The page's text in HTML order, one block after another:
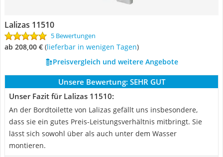
Lalizas 11510
5 Bewertungen
ab 208,00 € ( Lieferbar in wenigen Tagen)
Preisvergleich und weitere Angebote
Unsere Bewertung: SEHR GUT
Unser Fazit für Lalizas 11510:
An der Bordtoilette von Lalizas gefällt uns insbesondere,
dass sie ein gutes Preis-Leistungsverhältnis mitbringt. Sie
lässt sich sowohl über als auch unter dem Wasser
montieren.